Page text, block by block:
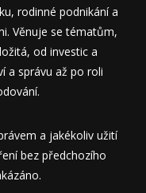
rodinné podnikání a
Věnuje se tématům,
od investic a
a správu až po roli
a jakékoliv užití
bez předchozího